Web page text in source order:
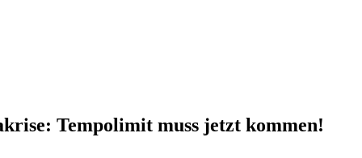
Tempolimit muss jetzt kommen!